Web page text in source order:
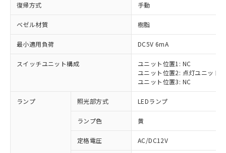
復帰方式 手動
ベゼル材質 樹脂
最小適用負荷 DC5V 6mA
スイッチユニット構成
ユニット位置1: NC
ユニット位置2: 点灯ユニット
ユニット位置3: NC
ランプ 照光部方式 LEDランプ
ランプ色 黄
定格電圧 AC/DC12V